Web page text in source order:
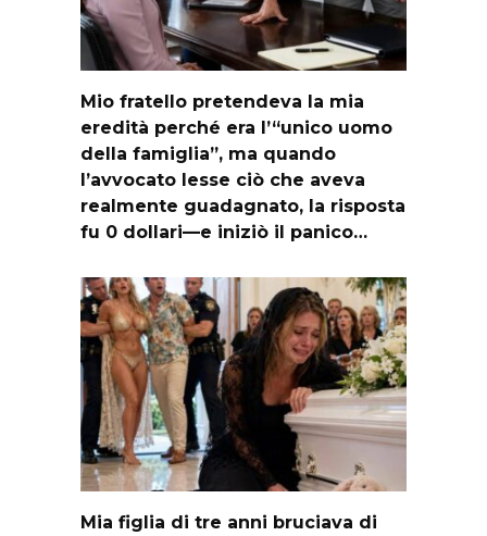
Mio fratello pretendeva la mia
eredità perché era l’“unico uomo
della famiglia”, ma quando
l’avvocato lesse ciò che aveva
realmente guadagnato, la risposta
fu 0 dollari—e iniziò il panico…
Mia figlia di tre anni bruciava di